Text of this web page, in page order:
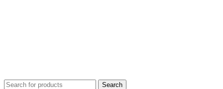
Search